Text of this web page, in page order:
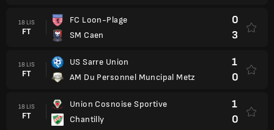
18 LIS
FT
FC Loon-Plage
SM Caen
0
3
18 LIS
FT
US Sarre Union
AM Du Personnel Muncipal Metz
1
0
18 LIS
FT
Union Cosnoise Sportive
Chantilly
1
0